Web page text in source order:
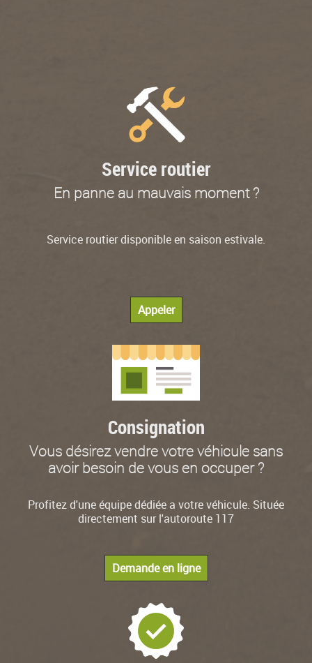
Service routier
En panne au mauvais moment ?
Service routier disponible en saison estivale.
Appeler
Consignation
Vous désirez vendre votre véhicule sans
avoir besoin de vous en occuper ?
Profitez d'une équipe dédiée a votre véhicule. Située
directement sur l'autoroute 117
Demande en ligne